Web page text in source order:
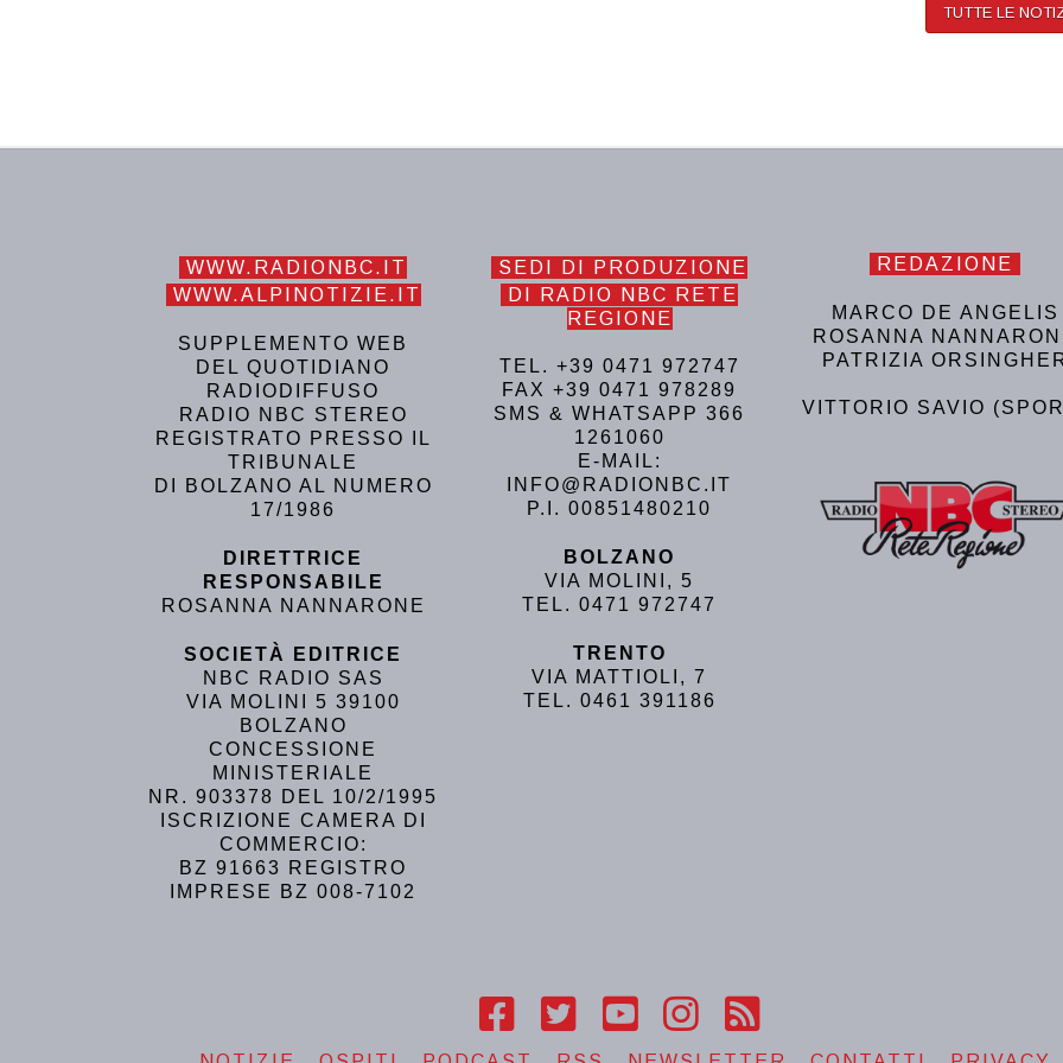
TUTTE LE
WWW.RADIONBC.IT
WWW.ALPINOTIZIE.IT
SUPPLEMENTO WEB
DEL QUOTIDIANO
RADIODIFFUSO
RADIO NBC STEREO
REGISTRATO PRESSO IL
TRIBUNALE
DI BOLZANO AL NUMERO
17/1986
DIRETTRICE
RESPONSABILE
ROSANNA NANNARONE
SOCIETÀ EDITRICE
NBC RADIO SAS
VIA MOLINI 5 39100
BOLZANO
CONCESSIONE
MINISTERIALE
NR. 903378 DEL 10/2/1995
ISCRIZIONE CAMERA DI
COMMERCIO:
BZ 91663 REGISTRO
IMPRESE BZ 008-7102
SEDI DI PRODUZIONE
DI RADIO NBC RETE
REGIONE
TEL. +39 0471 972747
FAX +39 0471 978289
SMS & WHATSAPP 366
1261060
E-MAIL:
INFO@RADIONBC.IT
P.I. 00851480210
BOLZANO
VIA MOLINI, 5
TEL. 0471 972747
TRENTO
VIA MATTIOLI, 7
TEL. 0461 391186
REDAZIONE
MARCO DE ANGELIS
ROSANNA
PATRIZIA
VITTORIO SAVIO